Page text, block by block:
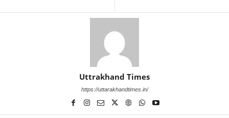
Uttrakhand Times
https://uttarakhandtimes.in/